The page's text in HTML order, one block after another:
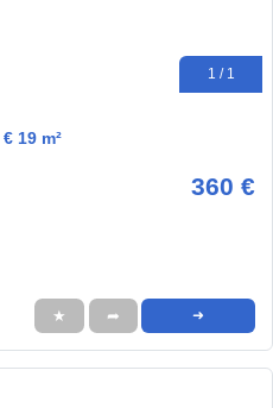
1 / 1
19 m²
360 €
★ ➦ ➜